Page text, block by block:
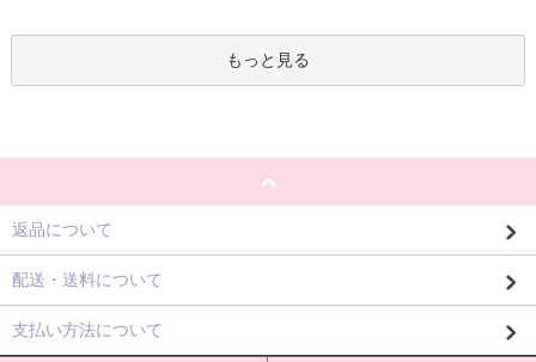
もっと見る
返品について
配送・送料について
支払い方法について